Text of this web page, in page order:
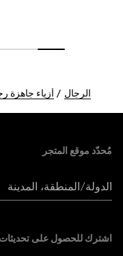
الرجال أزياء جاهزة
مُحدّد موقع المتجر
الدولة/المنطقة، المدينة
اشترك للحصول على